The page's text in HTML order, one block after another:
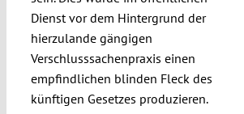
Dienst vor dem Hintergrund der
hierzulande gängigen
Verschlusssachenpraxis einen
empfindlichen blinden Fleck des
künftigen Gesetzes produzieren.